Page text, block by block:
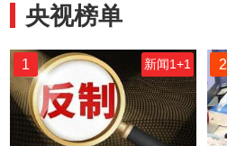
央视榜单
1 新闻1+1 2